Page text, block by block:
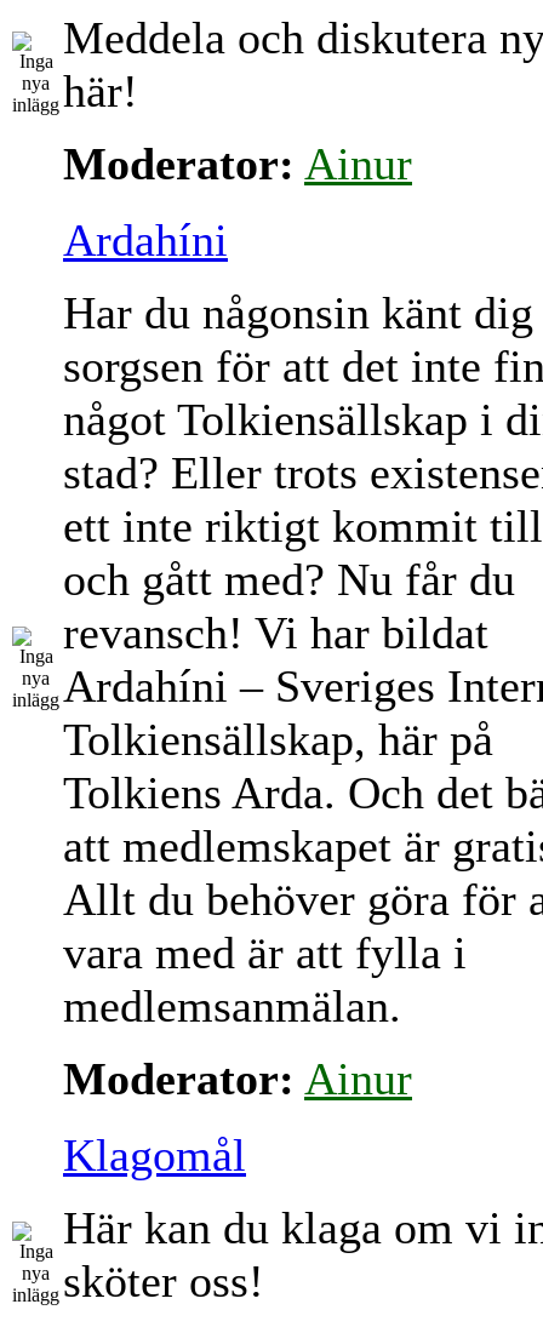
Meddela och diskutera
här!
Moderator: Ainur
Ardahíni
Har du någonsin känt dig
sorgsen för att det inte
något Tolkiensällskap i
stad? Eller trots
ett inte riktigt kommit
och gått med? Nu får du
revansch! Vi har bildat
Ardahíni – Sveriges
Tolkiensällskap, här på
Tolkiens Arda. Och det
att medlemskapet är
Allt du behöver göra för
vara med är att fylla i
medlemsanmälan.
Moderator: Ainur
Klagomål
Här kan du klaga om vi
sköter oss!